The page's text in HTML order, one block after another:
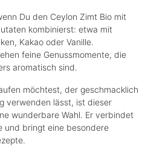
Du den Ceylon Zimt Bio mit
kombinierst: etwa mit
Kakao oder Vanille.
feine Genussmomente, die
aromatisch sind.
möchtest, der geschmacklich
verwenden lässt, ist dieser
wunderbare Wahl. Er verbindet
und bringt eine besondere